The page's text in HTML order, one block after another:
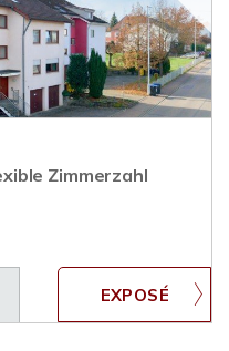
Zimmerzahl